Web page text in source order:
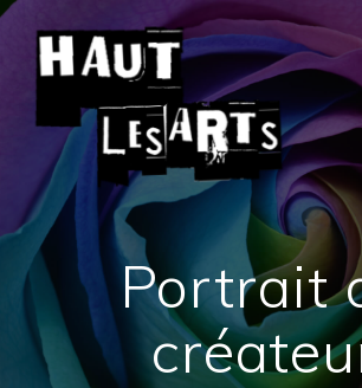
Passer
au
contenu
Portrait